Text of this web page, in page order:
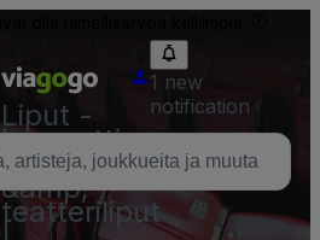
Liput -
konsertti,
urheilu
&amp;
teatteriliput
1 new
notification